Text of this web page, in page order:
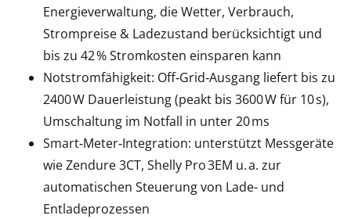
Energieverwaltung, die Wetter, Verbrauch,
Strompreise & Ladezustand berücksichtigt und
bis zu 42 % Stromkosten einsparen kann
Notstromfähigkeit: Off‑Grid‑Ausgang liefert bis zu
2400 W Dauerleistung (peakt bis 3600 W für 10 s),
Umschaltung im Notfall in unter 20 ms
Smart‑Meter‑Integration: unterstützt Messgeräte
wie Zendure 3CT, Shelly Pro 3EM u. a. zur
automatischen Steuerung von Lade- und
Entladeprozessen